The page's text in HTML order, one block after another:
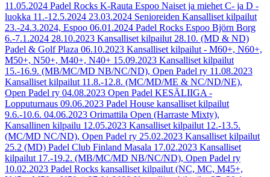
11.05.2024 Padel Rocks K-Rauta Espoo Naiset ja miehet C- ja D -
luokka 11.-12.5.2024 23.03.2024 Senioreiden Kansalliset kilpailut
23.-24.3.2024, Espoo 06.01.2024 Padel Rocks Espoo Björn Borg
6.-7.1.2024 28.10.2023 Kansalliset kilpailut 28.10. (MD & ND)
Padel & Golf Plaza 06.10.2023 Kansalliset kilpailut - M60+, N60+,
M50+, N50+, M40+, N40+ 15.09.2023 Kansalliset kilpailut
15.-16.9. (MB/MC/MD NB/NC/ND), Open Padel ry 11.08.2023
Kansalliset kilpailut 11.8.-12.8. (MC/MD/ME & NC/ND/NE),
Open Padel ry 04.08.2023 Open Padel KESÄLIIGA -
Lopputurnaus 09.06.2023 Padel House kansalliset kilpailut
9.6.-10.6. 04.06.2023 Orimattila Open (Harraste Mixty),
Kansallinen kilpailu 12.05.2023 Kansalliset kilpailut 12.-13.5.
(MC/MD NC/ND), Open Padel ry 25.02.2023 Kansalliset kilpailut
25.2 (MD) Padel Club Finland Masala 17.02.2023 Kansalliset
kilpailut 17.-19.2. (MB/MC/MD NB/NC/ND), Open Padel ry
10.02.2023 Padel Rocks kansalliset kilpailut (NC, MC, M45+,